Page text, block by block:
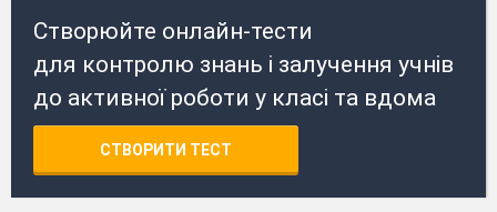
Створюйте онлайн-тести
для контролю знань і залучення учнів
до активної роботи у класі та вдома
СТВОРИТИ ТЕСТ